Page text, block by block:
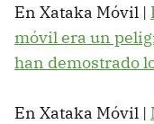
En Xataka Móvil |
móvil era un
han demostrado
En Xataka Móvil |